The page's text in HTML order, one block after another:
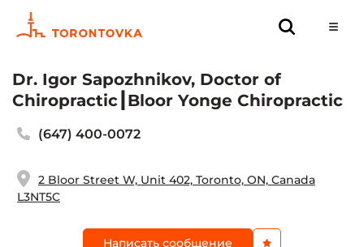
Dr. Igor Sapozhnikov, Doctor of
Chiropractic┃Bloor Yonge Chiropractic
(647) 400-0072
2 Bloor Street W, Unit 402, Toronto, ON, Canada
L3NT5C
Написать сообщение